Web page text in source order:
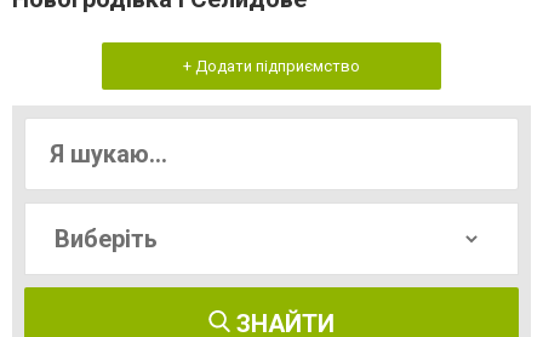
+ Додати підприємство
ЗНАЙТИ